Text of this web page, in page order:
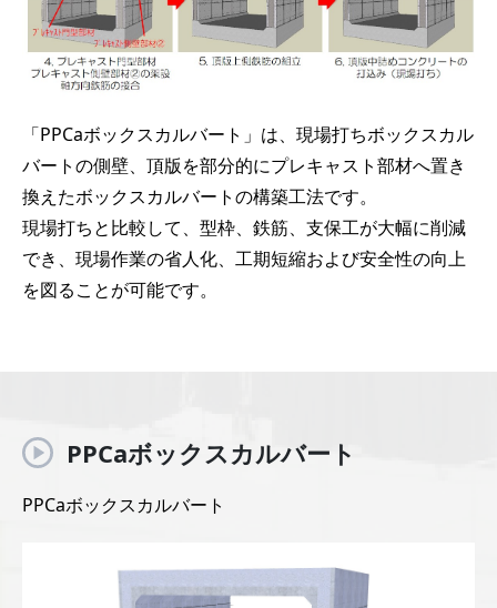
「PPCaボックスカルバート」は、現場打ちボックスカル
バートの側壁、頂版を部分的にプレキャスト部材へ置き
換えたボックスカルバートの構築工法です。
現場打ちと比較して、型枠、鉄筋、支保工が大幅に削減
でき、現場作業の省人化、工期短縮および安全性の向上
を図ることが可能です。
PPCaボックスカルバート
PPCaボックスカルバート